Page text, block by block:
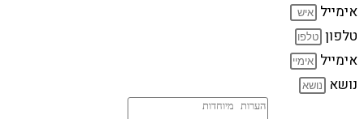
אימייל
טלפון
אימייל
נושא